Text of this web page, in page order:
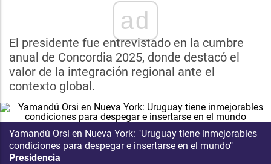
ad
El presidente fue entrevistado en la cumbre
anual de Concordia 2025, donde destacó el
valor de la integración regional ante el
contexto global.
Yamandú Orsi en Nueva York: "Uruguay tiene inmejorables
condiciones para despegar e insertarse en el mundo"
Presidencia